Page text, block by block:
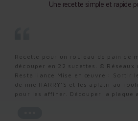
Une recette simple et rapide
Recette pour un rouleau de pain de
découper en 22 sucettes. © Réseaux
Restalliance Mise en œuvre : Sortir
de mie HARRY’S et les aplatir au
pour les affiner. Découper la plaque
Une recette simple et rapide
Recette pour un rouleau de pain de
découper en 22 sucettes. © Réseaux
Restalliance Mise en œuvre : Sortir
de mie HARRY’S et les aplatir au
pour les affiner. Découper la plaque
Une recette simple et rapide
Recette pour un rouleau de pain de
découper en 22 sucettes. © Réseaux
Restalliance Mise en œuvre : Sortir
de mie HARRY’S et les aplatir au
pour les affiner. Découper la plaque